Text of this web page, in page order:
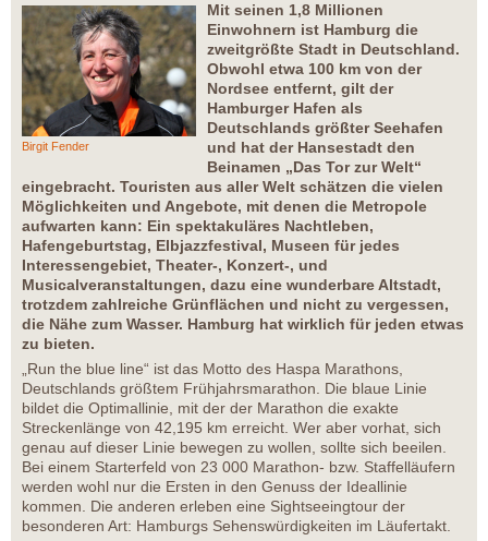
Birgit Fender
Mit seinen 1,8 Millionen
Einwohnern ist Hamburg die
zweitgrößte Stadt in Deutschland.
Obwohl etwa 100 km von der
Nordsee entfernt, gilt der
Hamburger Hafen als
Deutschlands größter Seehafen
und hat der Hansestadt den
Beinamen „Das Tor zur Welt“
eingebracht. Touristen aus aller Welt schätzen die vielen
Möglichkeiten und Angebote, mit denen die Metropole
aufwarten kann: Ein spektakuläres Nachtleben,
Hafengeburtstag, Elbjazzfestival, Museen für jedes
Interessengebiet, Theater-, Konzert-, und
Musicalveranstaltungen, dazu eine wunderbare Altstadt,
trotzdem zahlreiche Grünflächen und nicht zu vergessen,
die Nähe zum Wasser. Hamburg hat wirklich für jeden etwas
zu bieten.
„Run the blue line“ ist das Motto des Haspa Marathons,
Deutschlands größtem Frühjahrsmarathon. Die blaue Linie
bildet die Optimallinie, mit der der Marathon die exakte
Streckenlänge von 42,195 km erreicht. Wer aber vorhat, sich
genau auf dieser Linie bewegen zu wollen, sollte sich beeilen.
Bei einem Starterfeld von 23 000 Marathon- bzw. Staffelläufern
werden wohl nur die Ersten in den Genuss der Ideallinie
kommen. Die anderen erleben eine Sightseeingtour der
besonderen Art: Hamburgs Sehenswürdigkeiten im Läufertakt.